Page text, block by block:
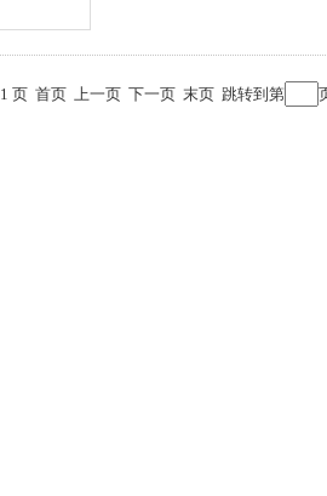
1 / 1 页 首页 上一页 下一页 末页 跳转到第